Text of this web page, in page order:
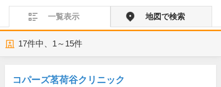
一覧表示 地図で検索
17件中、 1～15件
コパーズ茗荷谷クリニック